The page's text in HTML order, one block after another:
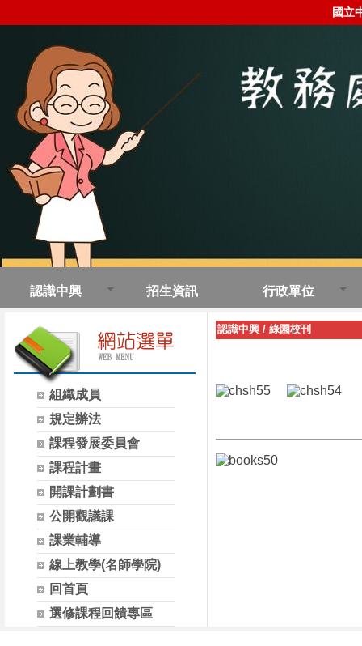
國立
認識中興 招生資訊 行政單位
組織成員
規定辦法
課程發展委員會
課程計畫
開課計劃書
公開觀議課
課業輔導
線上教學(名師學院)
回首頁
選修課程回饋專區
認識中興 / 綠園校刊